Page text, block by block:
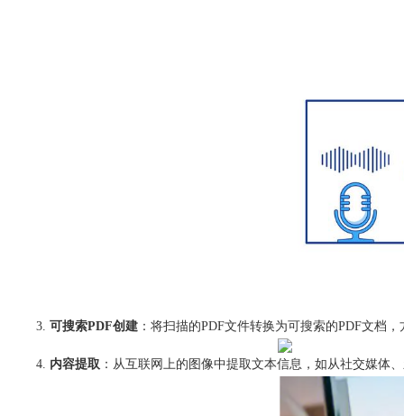
可搜索PDF创建 ：将扫描的PDF文件转换为可搜索的PDF文档
内容提取 ：从互联网上的图像中提取文本信息，如从社交媒体